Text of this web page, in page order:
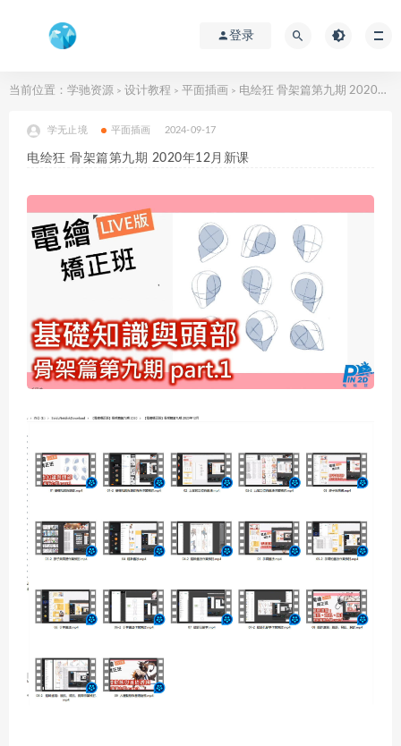
登录
当前位置： 学驰资源 > 设计教程 > 平面插画 > 电绘狂 骨架篇第九期 2020年12月新课
学无止境 平面插画 2024-09-17
电绘狂 骨架篇第九期 2020年12月新课